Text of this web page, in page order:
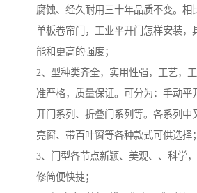
腐蚀、经久耐用三十年品质不变。相
单板卷帘门，工业平开门怎样安装，
能和更高的强度；
2、型种类齐全，实用性强，工艺，
准严格，质量保证。可分为：手动平
开门系列、折叠门系列等。各系列中
亮窗、带百叶窗等各种款式可供选择；
3、门型各节点新颖、美观、、科学
修简便快捷；